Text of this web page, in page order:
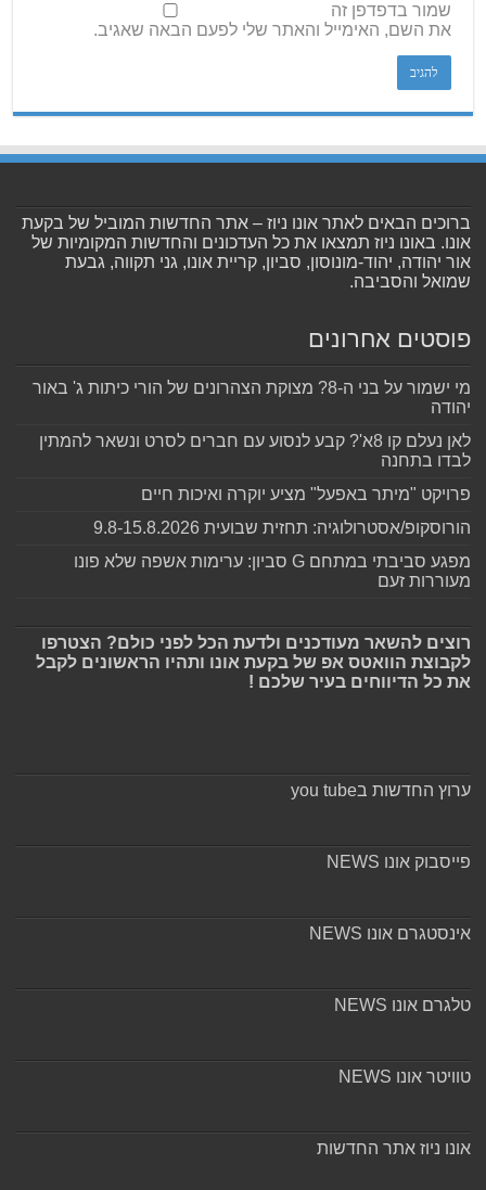
שמור בדפדפן זה
את השם, האימייל והאתר שלי לפעם הבאה שאגיב.
ברוכים הבאים לאתר אונו ניוז – אתר החדשות המוביל של בקעת
אונו. באונו ניוז תמצאו את כל העדכונים והחדשות המקומיות של
אור יהודה, יהוד-מונוסון, סביון, קריית אונו, גני תקווה, גבעת
שמואל והסביבה.
פוסטים אחרונים
מי ישמור על בני ה-8? מצוקת הצהרונים של הורי כיתות ג' באור
יהודה
לאן נעלם קו 8א'? קבע לנסוע עם חברים לסרט ונשאר להמתין
לבדו בתחנה
פרויקט "מיתר באפעל" מציע יוקרה ואיכות חיים
הורוסקופ/אסטרולוגיה: תחזית שבועית 9.8-15.8.2026
מפגע סביבתי במתחם G סביון: ערימות אשפה שלא פונו
מעוררות זעם
רוצים להשאר מעודכנים ולדעת הכל לפני כולם? הצטרפו
לקבוצת הוואטס אפ של בקעת אונו ותהיו הראשונים לקבל
את כל הדיווחים בעיר שלכם !
ערוץ החדשות בyou tube
פייסבוק אונו NEWS
אינסטגרם אונו NEWS
טלגרם אונו NEWS
טוויטר אונו NEWS
אונו ניוז אתר החדשות